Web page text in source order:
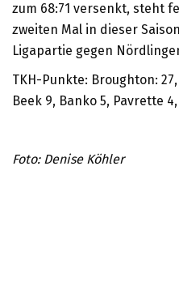
zum 68:71 versenkt, steht
zweiten Mal in dieser
Ligapartie gegen
TKH-Punkte: Broughton:
Beek 9, Banko 5, Pavrette
Foto: Denise Köhler